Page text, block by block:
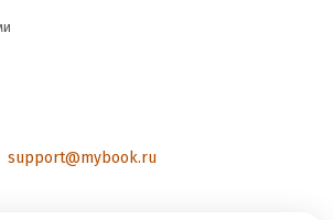
support@mybook.ru